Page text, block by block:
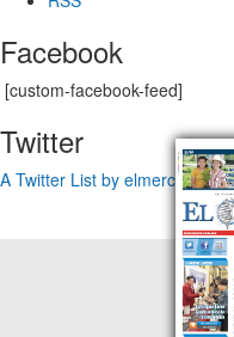
Facebook
[custom-facebook-feed]
Twitter
A Twitter List by elmercuriotam